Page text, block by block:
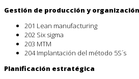
Gestión de producción y
201 Lean manufacturing
202 Six sigma
203 MTM
204 Implantación del método 5S´s
Planificación estratégica